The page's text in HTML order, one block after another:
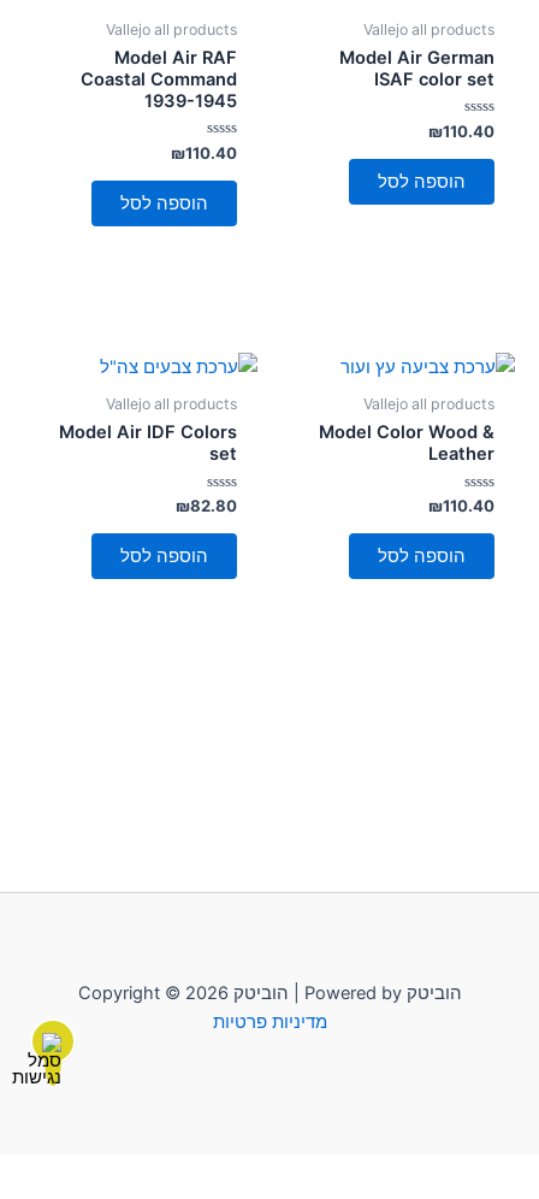
Vallejo all products
Model Air German
ISAF color set
דורג
0
מתוך
₪110.40
הוספה לסל
Vallejo all products
Model Air RAF
Coastal Command
1939-1945
דורג
0
מתוך
₪110.40
הוספה לסל
Vallejo all products
Model Color Wood &
Leather
דורג
0
מתוך
₪110.40
הוספה לסל
Vallejo all products
Model Air IDF Colors
set
דורג
0
מתוך
₪82.80
הוספה לסל
Copyright © 2026 הוביטק | Powered by הוביטק
מדיניות פרטיות